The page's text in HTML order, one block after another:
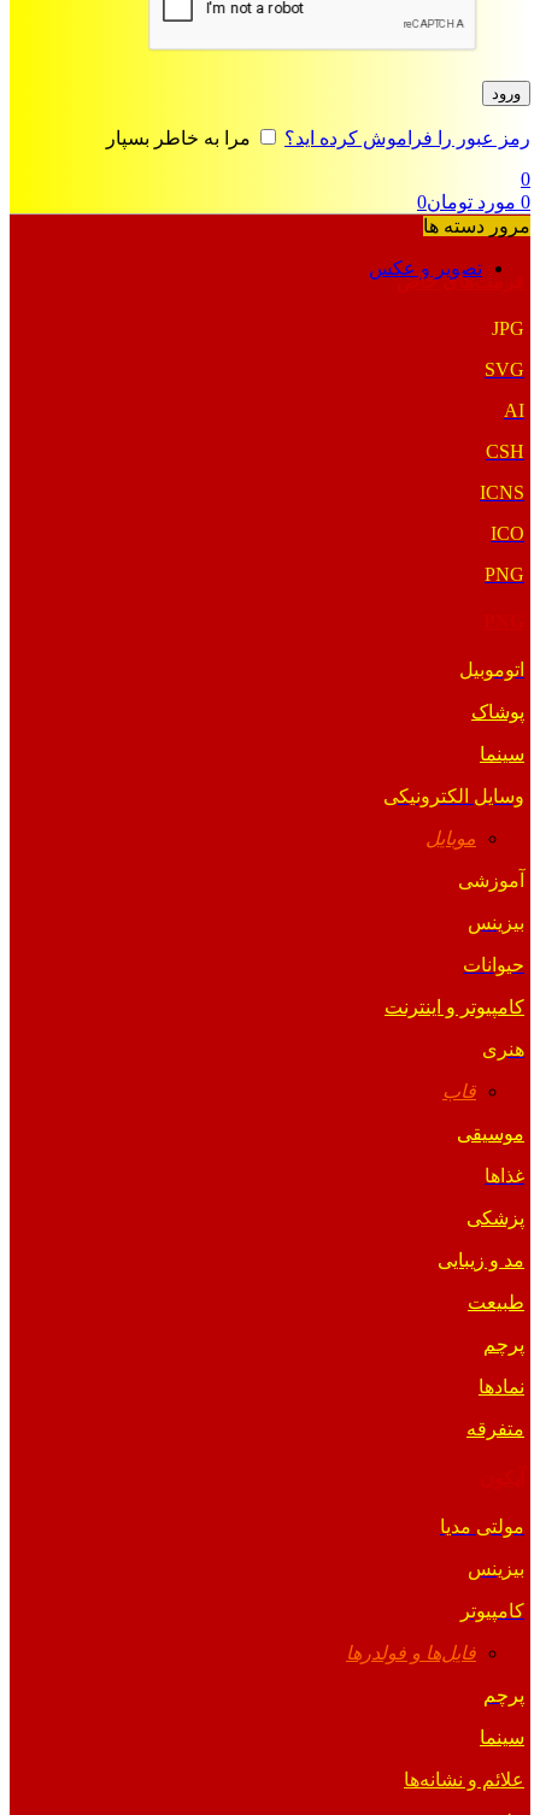
ورود
رمز عبور را فراموش کرده اید؟
مرا به خاطر بسپار
0
0 مورد تومان0
مرور دسته ها
تصویر و عکس
فرمت‌های خاص
JPG
SVG
AI
CSH
ICNS
ICO
PNG
اتوموبیل
پوشاک
سینما
وسایل الکترونیکی
موبایل
آموزشی
بیزینس
حیوانات
کامپیوتر و اینترنت
هنری
قاب
موسیقی
غذاها
پزشکی
مد و زیبایی
طبیعت
پرچم
نمادها
متفرقه
مولتی مدیا
بیزینس
کامپیوتر
فایل‌ها و فولدرها
پرچم
سینما
علائم و نشانه‌ها